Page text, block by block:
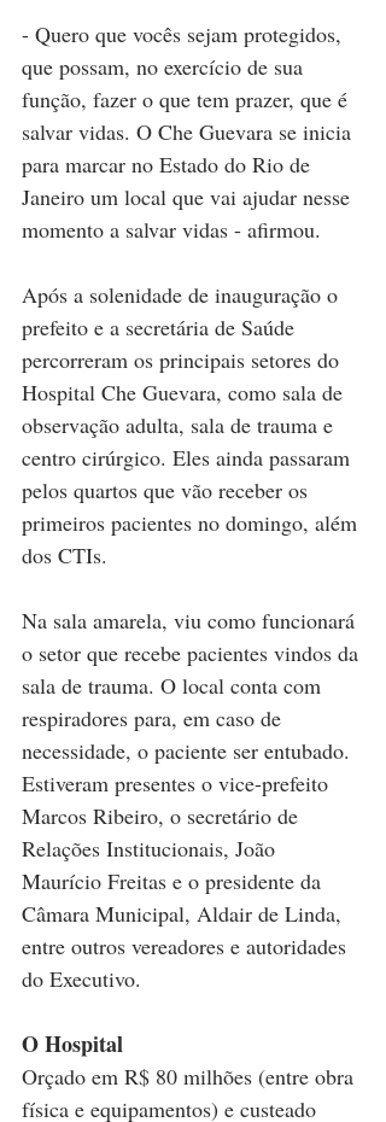
- Quero que vocês sejam protegidos,
que possam, no exercício de sua
função, fazer o que tem prazer, que é
salvar vidas. O Che Guevara se inicia
para marcar no Estado do Rio de
Janeiro um local que vai ajudar nesse
momento a salvar vidas - afirmou.
Após a solenidade de inauguração o
prefeito e a secretária de Saúde
percorreram os principais setores do
Hospital Che Guevara, como sala de
observação adulta, sala de trauma e
centro cirúrgico. Eles ainda passaram
pelos quartos que vão receber os
primeiros pacientes no domingo, além
dos CTIs.
Na sala amarela, viu como funcionará
o setor que recebe pacientes vindos da
sala de trauma. O local conta com
respiradores para, em caso de
necessidade, o paciente ser entubado.
Estiveram presentes o vice-prefeito
Marcos Ribeiro, o secretário de
Relações Institucionais, João
Maurício Freitas e o presidente da
Câmara Municipal, Aldair de Linda,
entre outros vereadores e autoridades
do Executivo.
O Hospital
Orçado em R$ 80 milhões (entre obra
física e equipamentos) e custeado